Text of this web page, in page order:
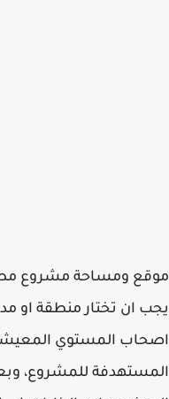
موقع ومساحة مشروع
يجب ان تختار منطقة او
اصحاب المستوي
المستهدفة للمشروع،